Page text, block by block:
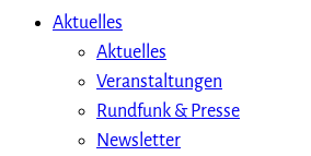
Aktuelles
Aktuelles
Veranstaltungen
Rundfunk & Presse
Newsletter